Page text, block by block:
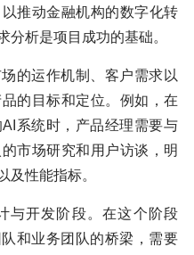
推动金融机构的数字化转
分析是项目成功的基础。
的运作机制、客户需求以
的目标和定位。例如，在
系统时，产品经理需要与
市场研究和用户访谈，明
及性能指标。
与开发阶段。在这个阶段
和业务团队的桥梁，需要